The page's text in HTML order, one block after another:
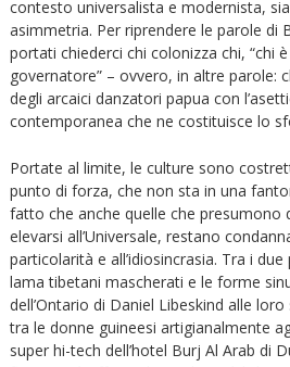
contesto universalista e modernista,
asimmetria. Per riprendere le parole di
portati chiederci chi colonizza chi, “chi
governatore” – ovvero, in altre parole:
degli arcaici danzatori papua con
contemporanea che ne costituisce lo
Portate al limite, le culture sono
punto di forza, che non sta in una
fatto che anche quelle che presumono
elevarsi all’Universale, restano
particolarità e all’idiosincrasia. Tra i
lama tibetani mascherati e le forme
dell’Ontario di Daniel Libeskind alle loro
tra le donne guineesi artigianalmente
super hi-tech dell’hotel Burj Al Arab di